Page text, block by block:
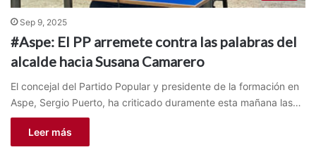
Sep 9, 2025
#Aspe: El PP arremete contra las palabras del
alcalde hacia Susana Camarero
El concejal del Partido Popular y presidente de la formación en
Aspe, Sergio Puerto, ha criticado duramente esta mañana las…
Leer más